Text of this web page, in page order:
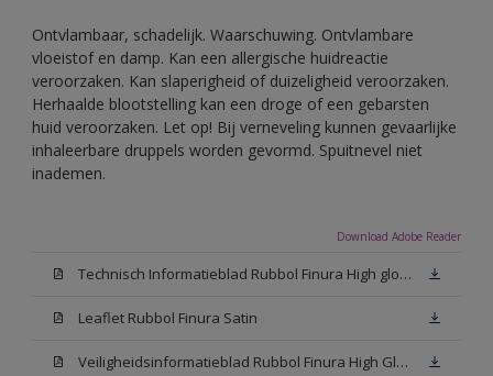
Ontvlambaar, schadelijk. Waarschuwing. Ontvlambare
vloeistof en damp. Kan een allergische huidreactie
veroorzaken. Kan slaperigheid of duizeligheid veroorzaken.
Herhaalde blootstelling kan een droge of een gebarsten
huid veroorzaken. Let op! Bij verneveling kunnen gevaarlijke
inhaleerbare druppels worden gevormd. Spuitnevel niet
inademen.
Download Adobe Reader
Technisch Informatieblad Rubbol Finura High gloss (PDF)
Leaflet Rubbol Finura Satin
Veiligheidsinformatieblad Rubbol Finura High Gloss W05 (MSDS)